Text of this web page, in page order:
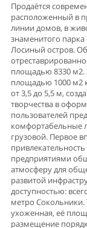
Продаётся
расположенный в
линии домов, в
знаменитого
Лосиный остров.
площадью 8330 м2.
площадью 1000 м2
от 3,5 до 5,5 м,
творчества в
пользователей
комфортабельные
грузовой. Первое
предприятиями
атмосферу для
развитой
доступностью:
метро Сокольники.
ухоженная, её
размещение